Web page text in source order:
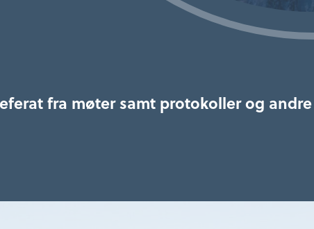
fra møter samt protokoller og